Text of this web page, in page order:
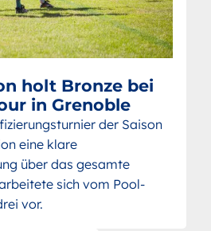
holt Bronze bei
in Grenoble
der Saison
eine klare
über das gesamte
sich vom Pool-
vor.